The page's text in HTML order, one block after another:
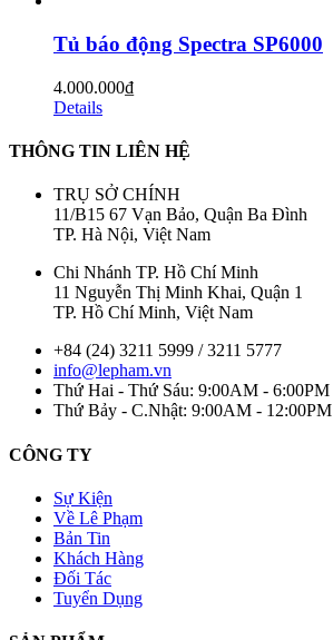
Tủ báo động Spectra SP6000
4.000.000₫
Details
THÔNG TIN LIÊN HỆ
TRỤ SỞ CHÍNH
11/B15 67 Vạn Bảo, Quận Ba Đình
TP. Hà Nội, Việt Nam
Chi Nhánh TP. Hồ Chí Minh
11 Nguyễn Thị Minh Khai, Quận 1
TP. Hồ Chí Minh, Việt Nam
+84 (24) 3211 5999 / 3211 5777
info@lepham.vn
Thứ Hai - Thứ Sáu: 9:00AM - 6:00PM
Thứ Bảy - C.Nhật: 9:00AM - 12:00PM
CÔNG TY
Sự Kiện
Về Lê Phạm
Bản Tin
Khách Hàng
Đối Tác
Tuyển Dụng